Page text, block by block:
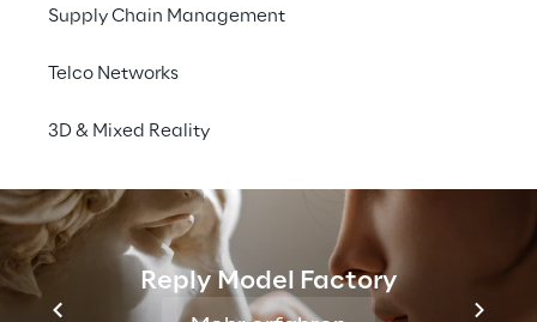
Supply Chain Management
Telco Networks
3D & Mixed Reality
Reply Model Factory
Models aus Marmor
Maßgefertigte 3D-Marmorstatuen, die auf
unserer Kampagne geformt wurden, werden
beim Betrachten des neuen Magnum-Eises
abgebildet.